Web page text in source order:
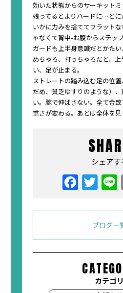
効いた状態からのサーキット
残ってるとよりハードに…とに
いかに力みを捨ててフラット
ゃなくて背中•お腹からステッ
ガードも上半身意識だとかた
めちゃろ、打っちゃろだと、
い、足が止まる。
ストレートの踏み込む足の位
だめ、貧乏ゆすりのような）
い。腕で伸ばさない。全て合
重さが変わる。あとは全体を見
シェアす
ブログ一
カテゴリ